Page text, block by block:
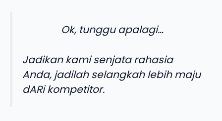
Ok, tunggu apalagi…
Jadikan kami senjata rahasia
Anda, jadilah selangkah lebih maju
dARi kompetitor.